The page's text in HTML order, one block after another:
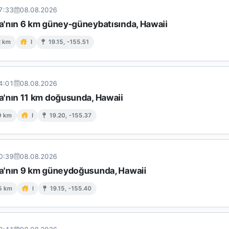
08.08.2026
6 km güney-güneybatısında, Hawaii
km I 19.15, -155.51
08.08.2026
11 km doğusunda, Hawaii
km I 19.20, -155.37
08.08.2026
9 km güneydoğusunda, Hawaii
km I 19.15, -155.40